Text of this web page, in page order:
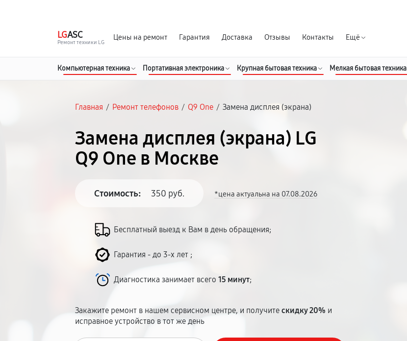
LGASC
Ремонт техники LG
Цены на ремонт Гарантия Доставка Отзывы Контакты Ещё
Компьютерная техника Портативная электроника Крупная бытовая техника Мелкая бытовая техника
Главная / Ремонт телефонов / Q9 One / Замена дисплея (экрана)
Замена дисплея (экрана) LG
Q9 One в Москве
Стоимость: 350 руб. *цена актуальна на 07.08.2026
Бесплатный выезд к Вам в день обращения;
Гарантия - до 3-х лет ;
Диагностика занимает всего15 минут;
Закажите ремонт в нашем сервисном центре, и получитескидку 20% и
исправное устройство в тот же день